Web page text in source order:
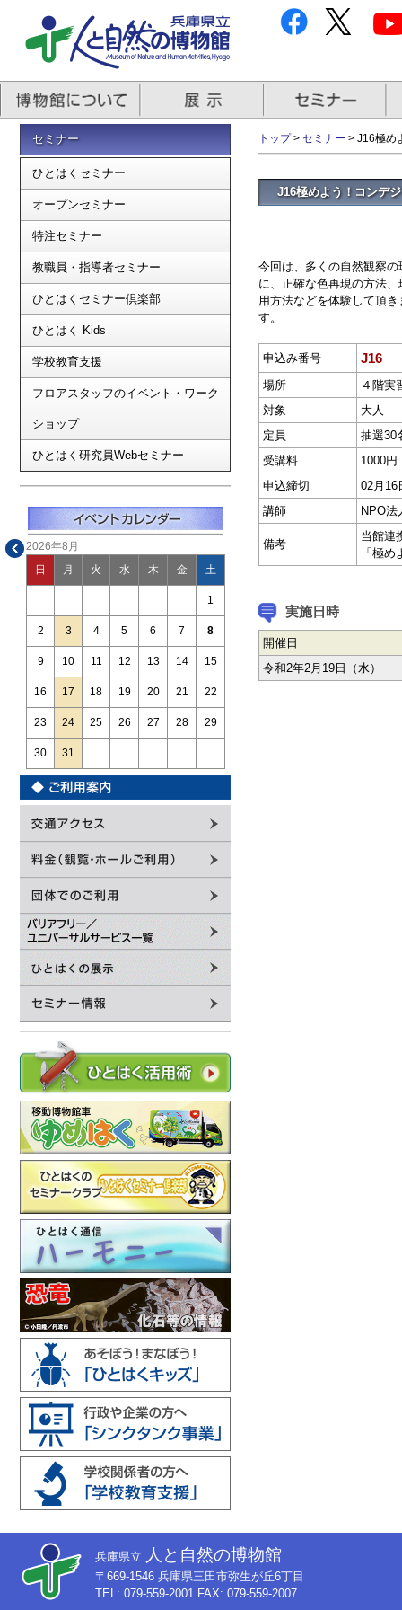
セミナー
ひとはくセミナー
オープンセミナー
特注セミナー
教職員・指導者セミナー
ひとはくセミナー倶楽部
ひとはく Kids
学校教育支援
フロアスタッフのイベント・ワーク
ショップ
ひとはく研究員Webセミナー
2026年8月
日 月 火 水 木 金 土
1
2 3 4 5 6 7 8
9 10 11 12 13 14 15
16 17 18 19 20 21 22
23 24 25 26 27 28 29
30 31
トップ> セミナー > J16極
J16極めよう！コン
今回は、多くの自然観察
に、正確な色再現の方法
用方法などを体験して頂
す。
申込み番号 J16
場所
４階実
対象
大人
定員
抽選30
受講料
1000円
申込締切
02月16
講師
NPO法
備考
当館連
「極
実施日時
開催日
令和2年2月19日（水）
兵庫県立 人と自然の博物館
〒669-1546 兵庫県三田市弥生が丘6丁目
TEL: 079-559-2001 FAX: 079-559-2007